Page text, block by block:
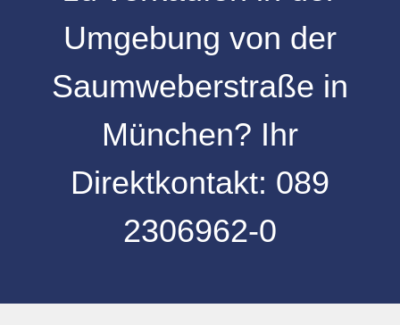
Umgebung von der
Saumweberstraße in
München? Ihr
Direktkontakt: 089
2306962-0